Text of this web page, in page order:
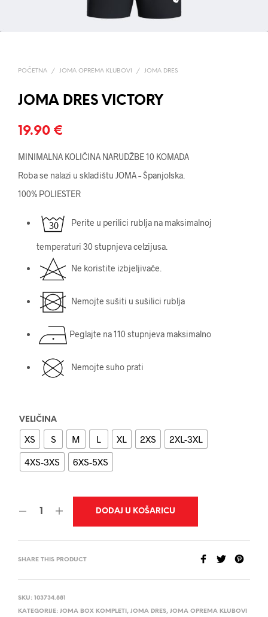
POČETNA / JOMA OPREMA KLUBOVI / JOMA DRES
JOMA DRES VICTORY
19.90 €
MINIMALNA KOLIČINA NARUDŽBE 10 KOMADA
Roba se nalazi u skladištu JOMA – Španjolska.
100% POLIESTER
Perite u perilici rublja na maksimalnoj
temperaturi 30 stupnjeva celzijusa.
Ne koristite izbjeljivače.
Nemojte sušiti u sušilici rublja
Peglajte na 110 stupnjeva maksimalno
Nemojte suho prati
VELIČINA
XS S M L XL 2XS
2XL-3XL
4XS-3XS
6XS-5XS
DODAJ U KOŠARICU
SHARE THIS PRODUCT
SKU: 103734.881
KATEGORIJE: JOMA BOX KOMPLETI, JOMA DRES, JOMA OPREMA KLUBOVI